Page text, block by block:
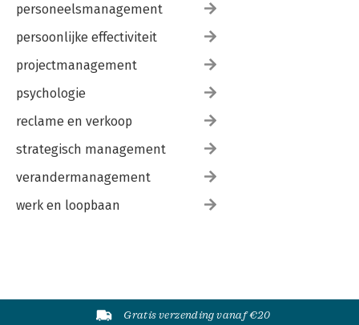
personeelsmanagement
persoonlijke effectiviteit
projectmanagement
psychologie
reclame en verkoop
strategisch management
verandermanagement
werk en loopbaan
Gratis verzending vanaf €20